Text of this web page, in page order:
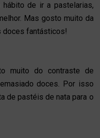
hábito de ir a pastelarias,
Mas gosto muito da
doces fantásticos!
muito do contraste de
doces. Por isso
de pastéis de nata para o